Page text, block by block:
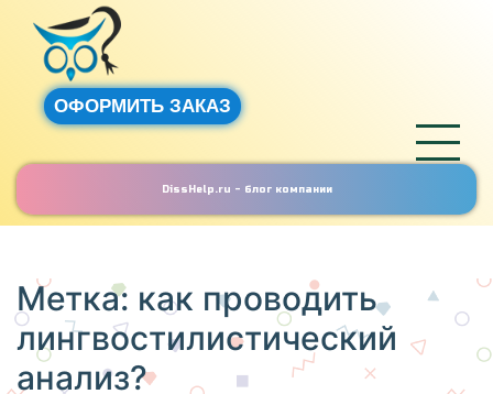
ОФОРМИТЬ ЗАКАЗ
DissHelp.ru - блог компании
Метка: как проводить
лингвостилистический
анализ?